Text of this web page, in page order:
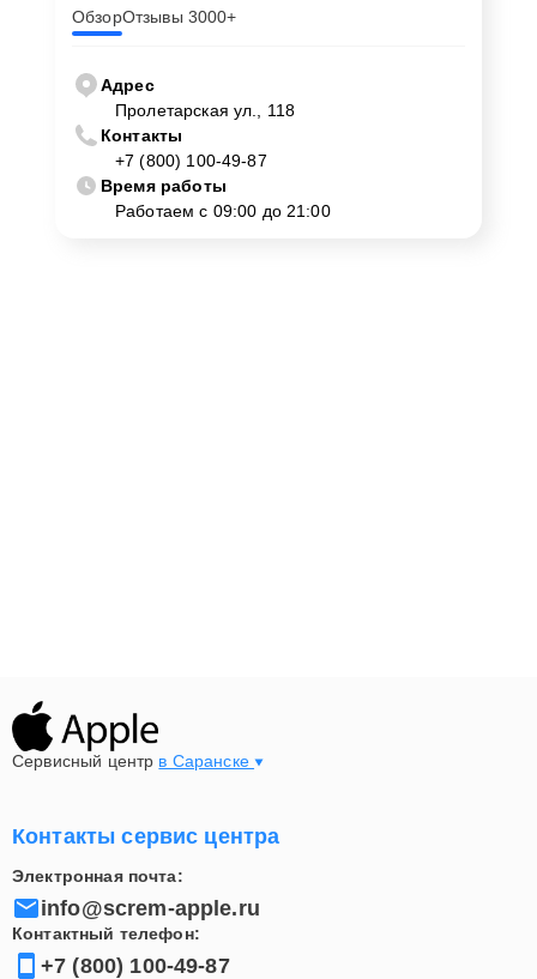
ОбзорОтзывы 3000+
Адрес
Пролетарская ул., 118
Контакты
+7 (800) 100-49-87
Время работы
Работаем с 09:00 до 21:00
Сервисный центр в Саранске
Контакты сервис центра
Электронная почта:
info@screm-apple.ru
Контактный телефон:
+7 (800) 100-49-87